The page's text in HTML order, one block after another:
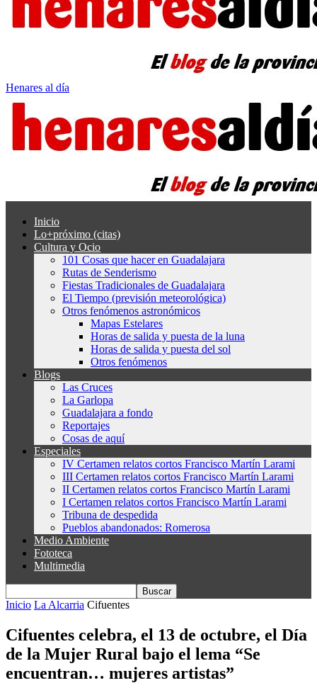
Henares al día
Inicio
Lo+próximo (citas)
Cultura y Ocio
101 Cosas que hacer en Guadalajara
Rutas de Senderismo
Fiestas Tradicionales de Guadalajara
El Tiempo (previsión meteorológica)
Otros fenómenos astronómicos
Mapas Estelares
Horas de salida y puesta de la luna
Horas de salida y puesta del sol
Otros fenómenos
Blogs
Las Cruces
La Garlopa
Guadalajara a fondo
Reportajes
Cosas de aquí
Especiales
IV Certamen relatos cortos Francisco Martín Larami
III Certamen relatos cortos Francisco Martín Larami
II Certamen relatos cortos Francisco Martín Larami
I Certamen relatos cortos Francisco Martín Larami
Tribuna de despedida
Pueblos abandonados: Romerosa
Medio Ambiente
Fototeca
Multimedia
Inicio La Alcarria Cifuentes
Cifuentes celebra, el 13 de octubre, el Día
de la Mujer Rural bajo el lema “Se
encuentran… mujeres artistas”